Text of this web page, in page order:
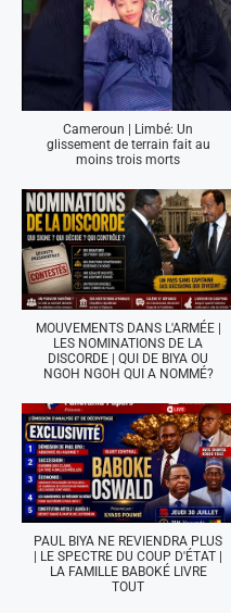
Cameroun | Limbé: Un
glissement de terrain fait au
moins trois morts
MOUVEMENTS DANS L'ARMÉE |
LES NOMINATIONS DE LA
DISCORDE | QUI DE BIYA OU
NGOH NGOH QUI A NOMMÉ?
PAUL BIYA NE REVIENDRA PLUS
| LE SPECTRE DU COUP D'ÉTAT |
LA FAMILLE BABOKÉ LIVRE
TOUT